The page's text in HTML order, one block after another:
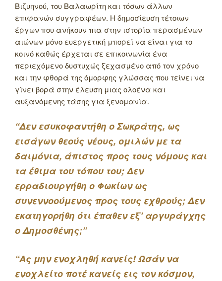
Βιζυηνού, του Βαλαωρίτη και τόσων άλλων
επιφανών συγγραφέων. Η δημοσίευση τέτοιων
έργων που ανήκουν πια στην ιστορία περασμένων
αιώνων μόνο ευεργετική μπορεί να είναι για το
κοινό καθώς έρχεται σε επικοινωνία ένα
περιεχόμενο δυστυχώς ξεχασμένο από τον χρόνο
και την φθορά της όμορφης γλώσσας που τείνει να
γίνει βορά στην έλευση μιας ολοένα και
αυξανόμενης τάσης για ξενομανία.
“Δεν εσυκοφαντήθη ο Σωκράτης, ως
εισάγων θεούς νέους, ομιλών με τα
δαιμόνια, άπιστος προς τους νόμους και
τα έθιμα του τόπου του; Δεν
ερραδιουργήθη ο Φωκίων ως
συνεννοούμενος προς τους εχθρούς; Δεν
εκατηγορήθη ότι έπαθεν εξ’ αργυράγχης
ο Δημοσθένης;”
“Ας μην ενοχληθή κανείς! Ωσάν να
ενοχλείτο ποτέ κανείς εις τον κόσμον,